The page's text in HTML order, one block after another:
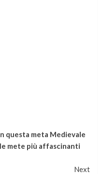
questa meta Medievale
mete più affascinanti
Next